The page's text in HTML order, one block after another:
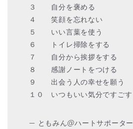
３ 自分を褒める
４ 笑顔を忘れない
５ いい言葉を使う
６ トイレ掃除をする
７ 自分から挨拶をする
８ 感謝ノートをつける
９ 出会う人の幸せを願う
１０ いつもいい気分ですごす
— ともみん@ハートサポーター